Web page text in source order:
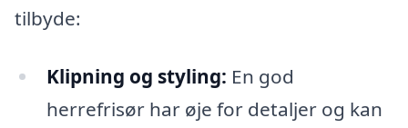
tilbyde:
Klipning og styling: En god
herrefrisør har øje for detaljer og kan